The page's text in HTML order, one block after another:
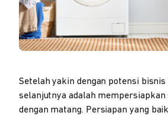
Setelah yakin dengan potensi bisnis
selanjutnya adalah mempersiapkan
dengan matang. Persiapan yang